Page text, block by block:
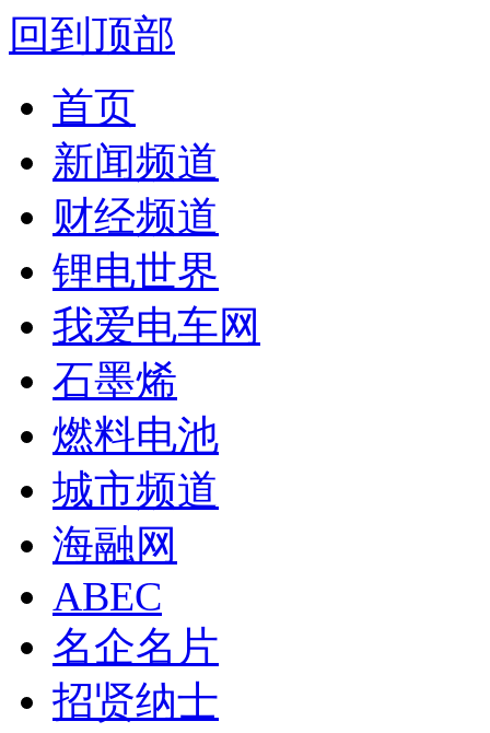
回到顶部
首页
新闻频道
财经频道
锂电世界
我爱电车网
石墨烯
燃料电池
城市频道
海融网
ABEC
名企名片
招贤纳士